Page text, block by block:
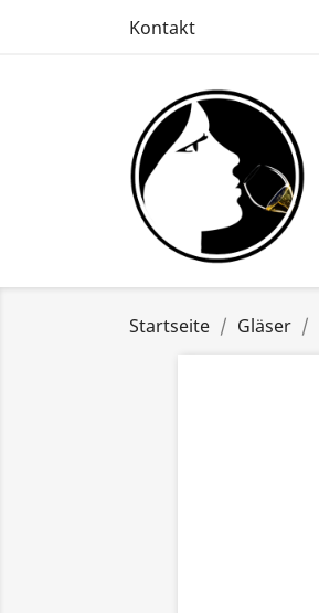
Kontakt
Startseite Gläser